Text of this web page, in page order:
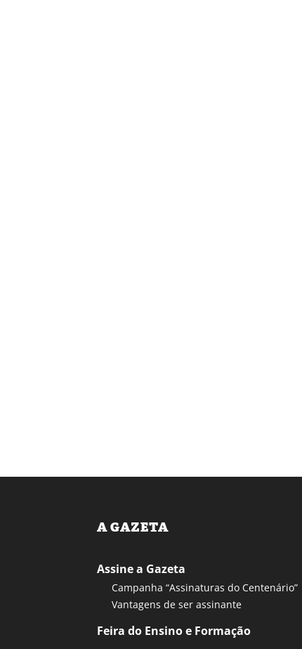
A GAZETA
Assine a Gazeta
Campanha “Assinaturas do Centenário”
Vantagens de ser assinante
Feira do Ensino e Formação